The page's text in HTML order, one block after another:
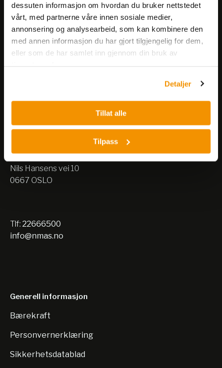
dessuten informasjon om hvordan du bruker nettstedet
vårt, med partnerne våre innen sosiale medier,
annonsering og analysearbeid, som kan kombinere den
med annen informasjon du har gjort tilgjengelig for dem,
eller som de har samlet inn gjennom din bruk av
Detaljer
Tillat alle
Tilpass
Meld på nyhetsbrev
Nerliens Meszansky AS
Nils Hansens vei 8
Lager:
Nils Hansens vei 10
0667 OSLO
Tlf: 22666500
info@nmas.no
Generell informasjon
Bærekraft
Personvernerklæring
Sikkerhetsdatablad